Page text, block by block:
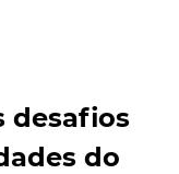
desafios
do